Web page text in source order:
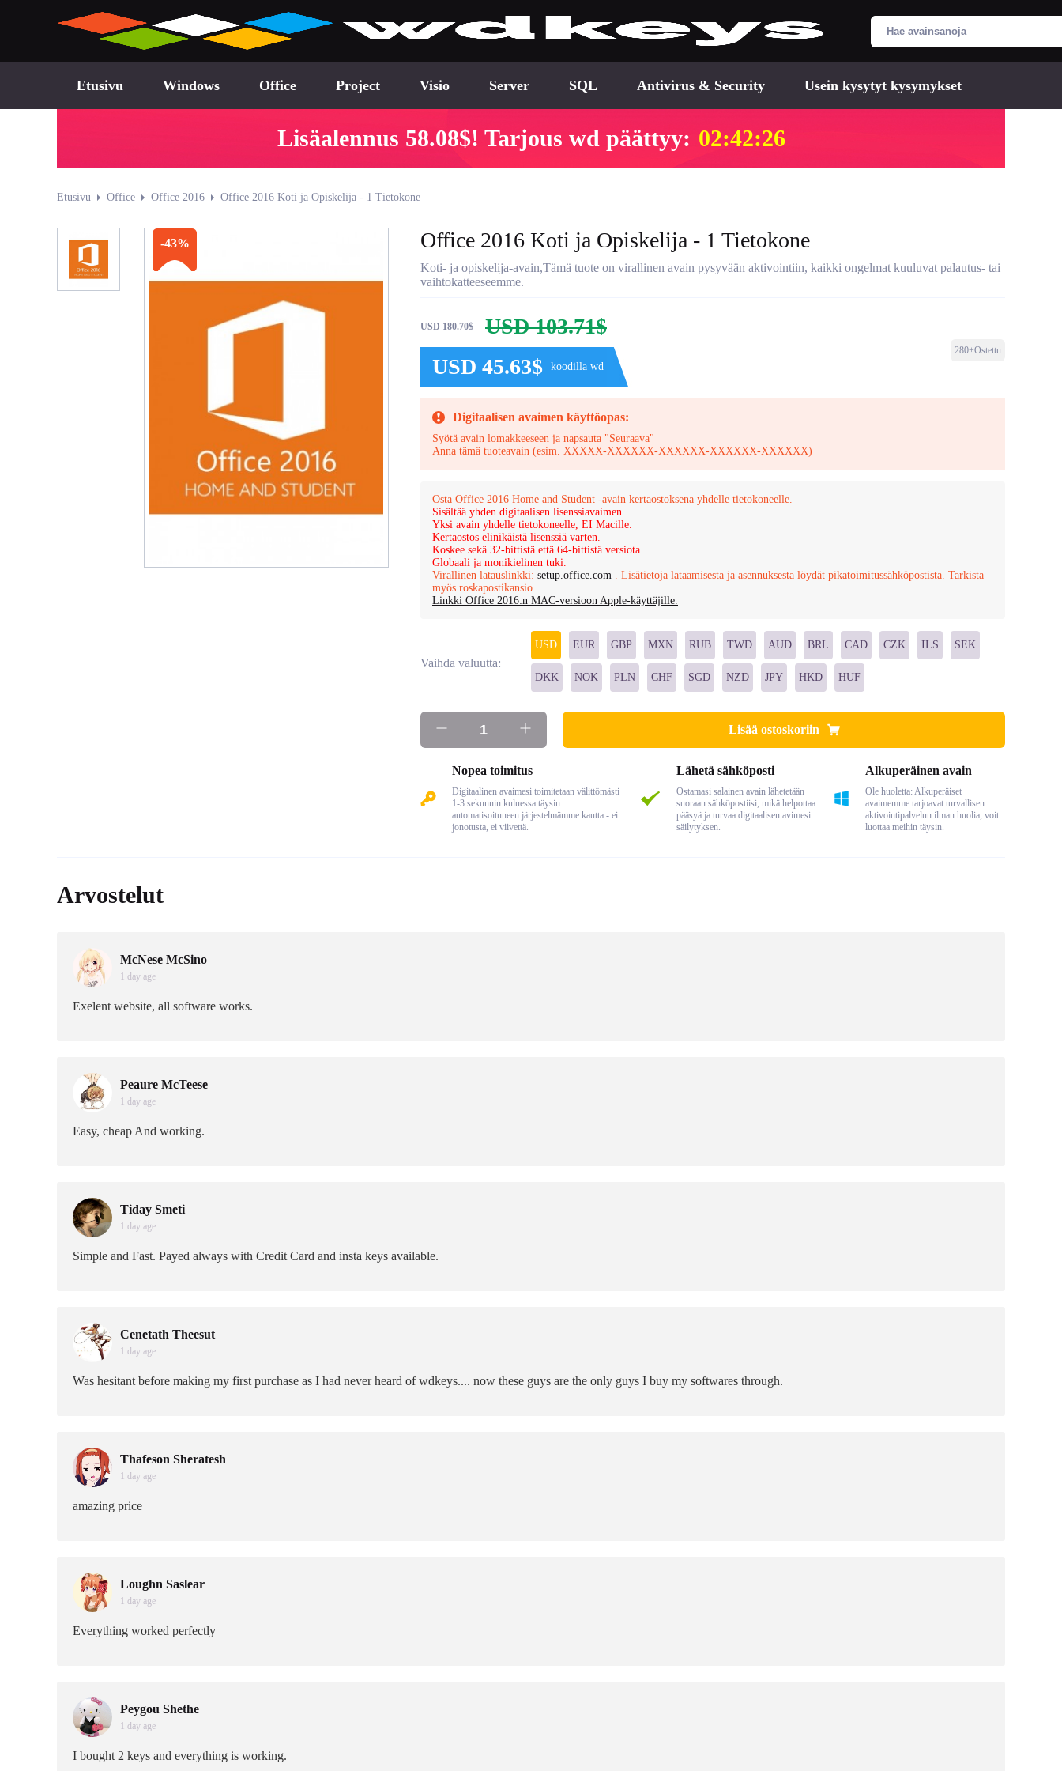
Etusivu Windows Office Project Visio Server SQL Antivirus & Security Usein kysytyt kysymykset
Lisäalennus 58.08$! Tarjous wd päättyy: 02:42:25
Etusivu Office Office 2016 Office 2016 Koti ja Opiskelija - 1 Tietokone
-43% Office 2016 Koti ja Opiskelija - 1 Tietokone
Koti- ja opiskelija-avain,Tämä tuote on virallinen avain pysyvään aktivointiin, kaikki ongelmat kuuluvat palautus- tai
vaihtokatteeseemme.
USD 180.70$
USD 103.71$
USD 45.63$
koodilla wd
280+Ostettu
Digitaalisen avaimen käyttöopas:
Syötä avain lomakkeeseen ja napsauta "Seuraava"
Anna tämä tuoteavain (esim. XXXXX-XXXXXX-XXXXXX-XXXXXX-XXXXXX)
Osta Office 2016 Home and Student -avain kertaostoksena yhdelle tietokoneelle.
Sisältää yhden digitaalisen lisenssiavaimen.
Yksi avain yhdelle tietokoneelle, EI Macille.
Kertaostos elinikäistä lisenssiä varten.
Koskee sekä 32-bittistä että 64-bittistä versiota.
Globaali ja monikielinen tuki.
Virallinen latauslinkki: setup.office.com . Lisätietoja lataamisesta ja asennuksesta löydät pikatoimitussähköpostista. Tarkista
myös roskapostikansio.
Linkki Office 2016:n MAC-versioon Apple-käyttäjille.
Vaihda valuutta:
USD EUR GBP MXN RUB TWD AUD BRL CAD CZK ILS SEK
DKK NOK PLN CHF SGD NZD JPY HKD HUF
Lisää ostoskoriin
Nopea toimitus
Digitaalinen avaimesi toimitetaan välittömästi
1-3 sekunnin kuluessa täysin
automatisoituneen järjestelmämme kautta - ei
jonotusta, ei viivettä.
Lähetä sähköposti
Ostamasi salainen avain lähetetään
suoraan sähköpostiisi, mikä helpottaa
pääsyä ja turvaa digitaalisen avimesi
säilytyksen.
Alkuperäinen avain
Ole huoletta: Alkuperäiset
avaimemme tarjoavat turvallisen
aktivointipalvelun ilman huolia, voit
luottaa meihin täysin.
Arvostelut
McNese McSino
1 day age
Exelent website, all software works.
Peaure McTeese
1 day age
Easy, cheap And working.
Tiday Smeti
1 day age
Simple and Fast. Payed always with Credit Card and insta keys available.
Cenetath Theesut
1 day age
Was hesitant before making my first purchase as I had never heard of wdkeys.... now these guys are the only guys I buy my softwares through.
Thafeson Sheratesh
1 day age
amazing price
Loughn Saslear
1 day age
Everything worked perfectly
Peygou Shethe
1 day age
I bought 2 keys and everything is working.